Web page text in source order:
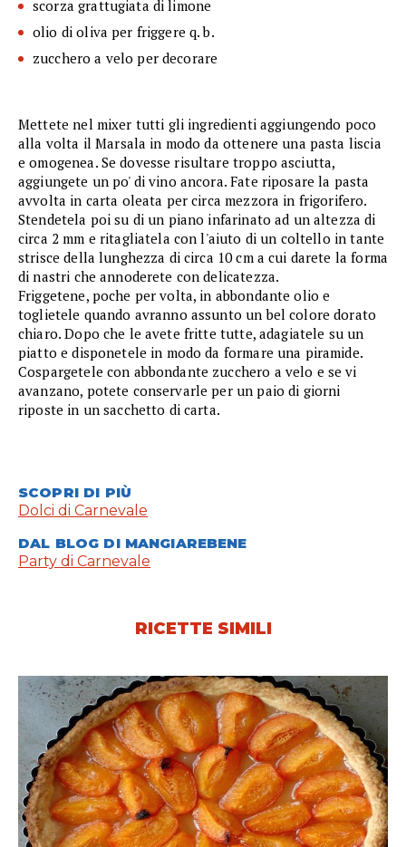
scorza grattugiata di limone
olio di oliva per friggere q. b.
zucchero a velo per decorare
Mettete nel mixer tutti gli ingredienti aggiungendo poco
alla volta il Marsala in modo da ottenere una pasta liscia
e omogenea. Se dovesse risultare troppo asciutta,
aggiungete un po' di vino ancora. Fate riposare la pasta
avvolta in carta oleata per circa mezzora in frigorifero.
Stendetela poi su di un piano infarinato ad un altezza di
circa 2 mm e ritagliatela con l'aiuto di un coltello in tante
strisce della lunghezza di circa 10 cm a cui darete la forma
di nastri che annoderete con delicatezza.
Friggetene, poche per volta, in abbondante olio e
toglietele quando avranno assunto un bel colore dorato
chiaro. Dopo che le avete fritte tutte, adagiatele su un
piatto e disponetele in modo da formare una piramide.
Cospargetele con abbondante zucchero a velo e se vi
avanzano, potete conservarle per un paio di giorni
riposte in un sacchetto di carta.
SCOPRI DI PIÙ
Dolci di Carnevale
DAL BLOG DI MANGIAREBENE
Party di Carnevale
RICETTE SIMILI